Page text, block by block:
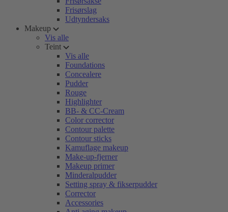
Frisørslag
Udtyndersaks
Makeup
Vis alle
Teint
Vis alle
Foundations
Concealere
Pudder
Rouge
Highlighter
BB- & CC-Cream
Color corrector
Contour palette
Contour sticks
Kamuflage makeup
Make-up-fjerner
Makeup primer
Minderalpudder
Setting spray & fikserpudder
Corrector
Accessories